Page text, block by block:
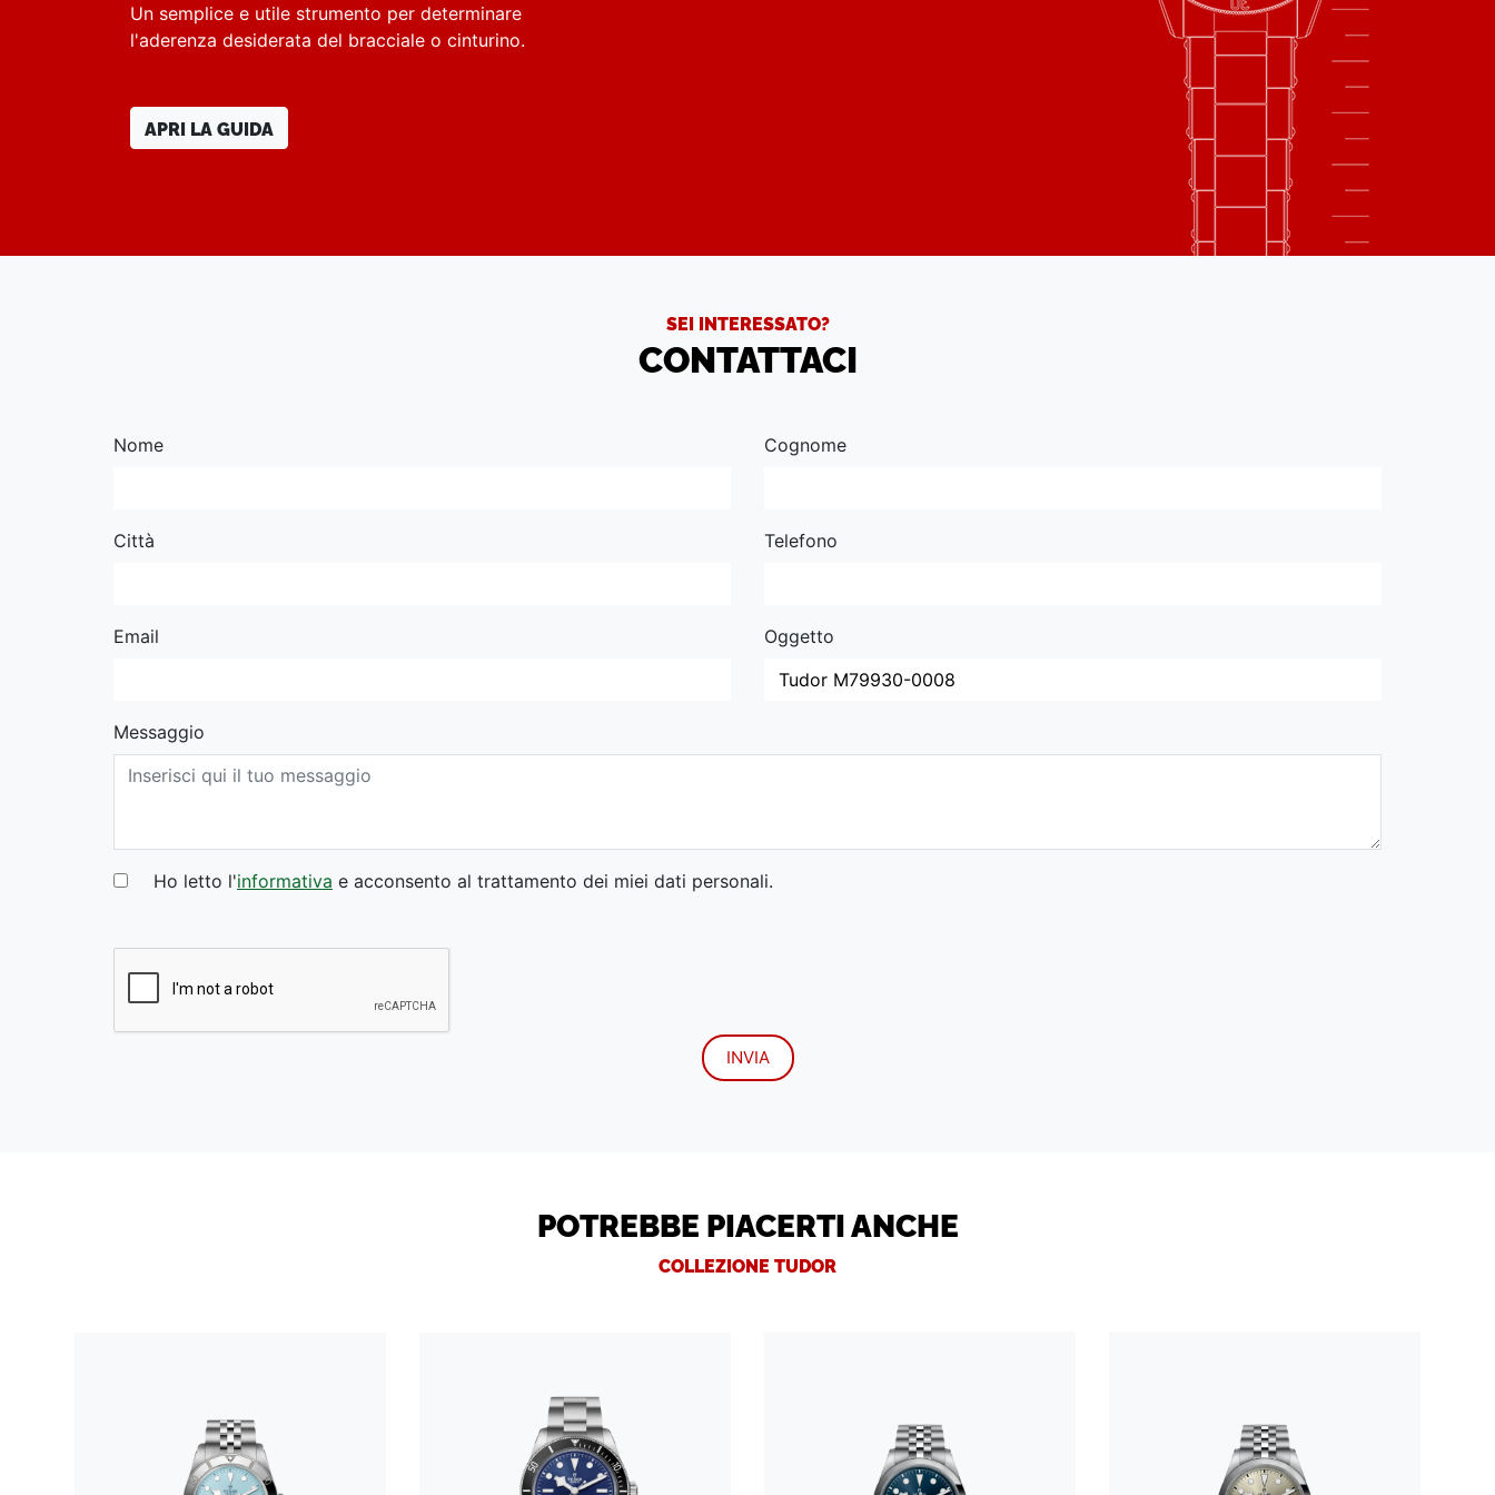
Un semplice e utile strumento per determinare
l'aderenza desiderata del bracciale o cinturino.
APRI LA GUIDA
SEI INTERESSATO?
CONTATTACI
Nome Cognome
Città Telefono
Email Oggetto
Messaggio
Ho letto l'informativa e acconsento al trattamento dei miei dati personali.
POTREBBE PIACERTI ANCHE
COLLEZIONE TUDOR